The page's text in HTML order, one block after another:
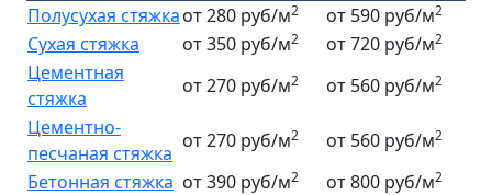
Полусухая стяжкаот 280 руб/м2 от 590 руб/м2
Сухая стяжка от 350 руб/м2 от 720 руб/м2
Цементная
стяжка
от 270 руб/м2 от 560 руб/м2
Цементно-
песчаная стяжка
от 270 руб/м2 от 560 руб/м2
Бетонная стяжка от 390 руб/м2 от 800 руб/м2